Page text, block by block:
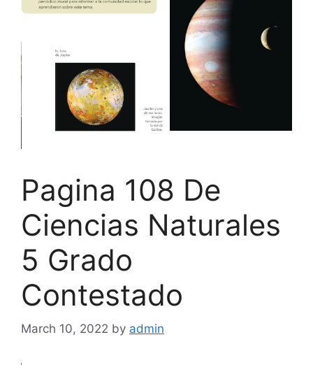
Pagina 108 De
Ciencias Naturales
5 Grado
Contestado
March 10, 2022 by admin